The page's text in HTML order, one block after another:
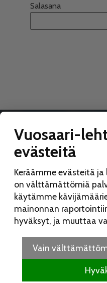
Salasana
VUOSAARI-LEHTI
Toimitus:
Vuosaari-lehti
Merikorttikuja 6 E
00960 Helsinki
Puh:
050 462 9702
Vuosaari-
evästeitä
Keräämme evästeitä
on välttämättömiä
käytämme
mainonnan
hyväksyt, ja muuttaa
Vain